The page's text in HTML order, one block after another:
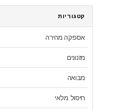
קטגוריות
אספקה מהירה
מזנונים
מבואה
חיסול מלאי